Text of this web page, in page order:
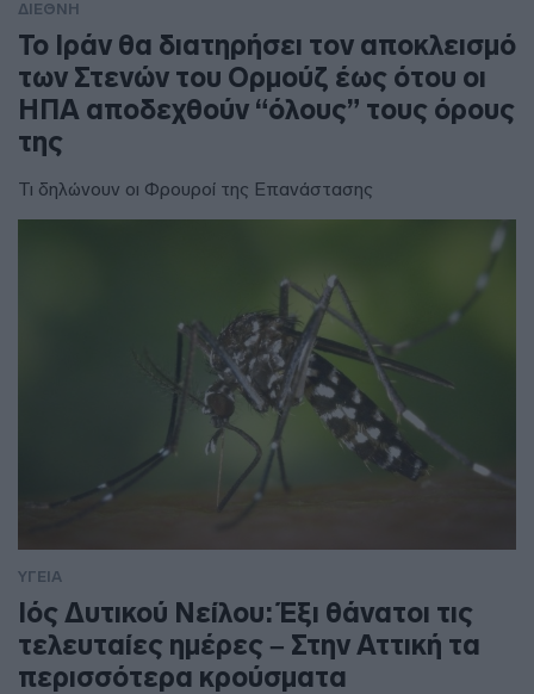
ΔΙΕΘΝΗ
To Ιράν θα διατηρήσει τον αποκλεισμό
των Στενών του Ορμούζ έως ότου οι
ΗΠΑ αποδεχθούν “όλους” τους όρους
της
Τι δηλώνουν οι Φρουροί της Επανάστασης
ΥΓΕΙΑ
Ιός Δυτικού Νείλου: Έξι θάνατοι τις
τελευταίες ημέρες – Στην Αττική τα
περισσότερα κρούσματα